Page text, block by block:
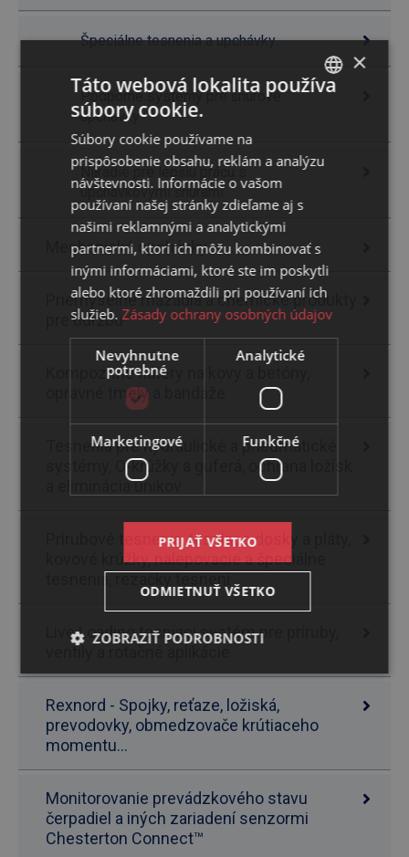
Špeciálne tesnenia a upchávky
Podporné systémy pre šnúrové
upchávky
Náradie pre lepšiu prácu s
upchávkovými šnúrami
Mechanické upchávky
Priemyselné mazadlá a chemické produkty
pre údržbu
Kompozitné nátery na kovy a betóny,
opravné tmely a bandáže
Tesnenia pre hydraulické a pneumatické
systémy, O-krúžky a guferá, ochrana ložísk
a eliminácia únikov
Prírubové tesnenia, tesniace dosky a pláty,
kovové krúžky, nalepovacie a špeciálne
Live Loading tesniaci systém pre príruby,
Rexnord - Spojky, reťaze, ložiská,
prevodovky, obmedzovače krútiaceho
momentu...
Monitorovanie prevádzkového stavu
čerpadiel a iných zariadení senzormi
Chesterton Connect™
×
Táto webová lokalita používa
súbory cookie.
Súbory cookie používame na
prispôsobenie obsahu, reklám a analýzu
návštevnosti. Informácie o vašom
používaní našej stránky zdieľame aj s
našimi reklamnými a analytickými
partnermi, ktorí ich môžu kombinovať s
inými informáciami, ktoré ste im poskytli
alebo ktoré zhromaždili pri používaní ich
služieb. Zásady ochrany osobných údajov
Nevyhnutne
potrebné
Analytické
Marketingové Funkčné
PRIJAŤ VŠETKO
ODMIETNUŤ VŠETKO
ZOBRAZIŤ PODROBNOSTI